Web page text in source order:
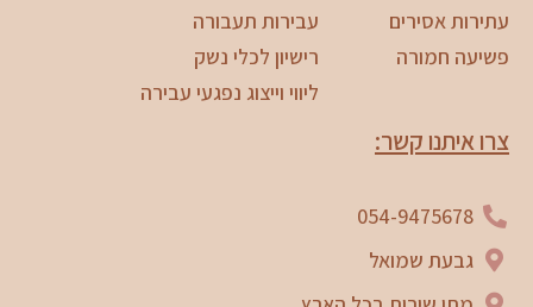
עתירות אסירים
פשיעה חמורה
עבירות תעבורה
רישיון לכלי נשק
ליווי וייצוג נפגעי עבירה
צרו איתנו קשר:
054-9475678
גבעת שמואל